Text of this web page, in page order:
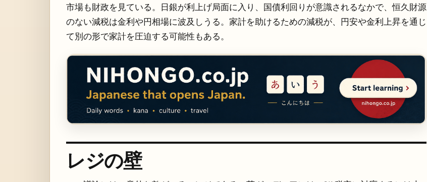
市場も財政を見ている。日銀が利上げ局面に入り、国債利回りが意識されるなかで、恒久財源
のない減税は金利や円相場に波及しうる。家計を助けるための減税が、円安や金利上昇を通じ
て別の形で家計を圧迫する可能性もある。
レジの壁